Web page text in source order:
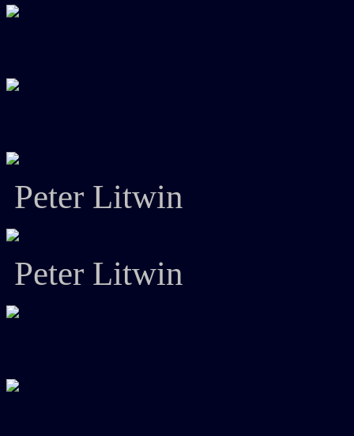
Peter Litwin
Peter Litwin